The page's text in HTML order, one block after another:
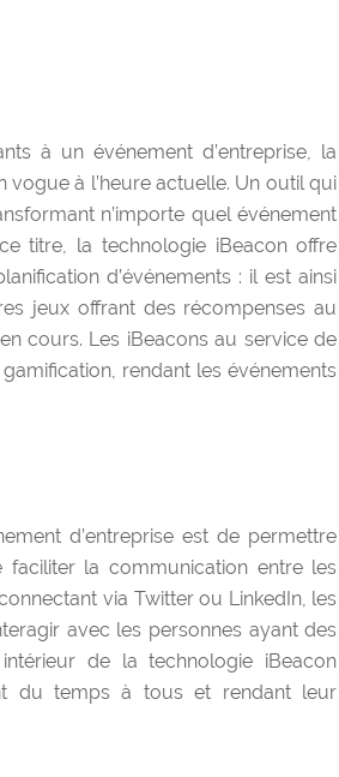
à un événement d’entreprise, la
vogue à l’heure actuelle. Un outil qui
n’importe quel événement
titre, la technologie iBeacon offre
d’événements : il est ainsi
jeux offrant des récompenses au
cours. Les iBeacons au service de
rendant les événements
d’entreprise est de permettre
faciliter la communication entre les
via Twitter ou LinkedIn, les
avec les personnes ayant des
de la technologie iBeacon
du temps à tous et rendant leur